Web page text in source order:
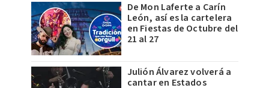
De Mon Laferte a Carín
León, así es la cartelera
en Fiestas de Octubre del
21 al 27
Julión Álvarez volverá a
cantar en Estados